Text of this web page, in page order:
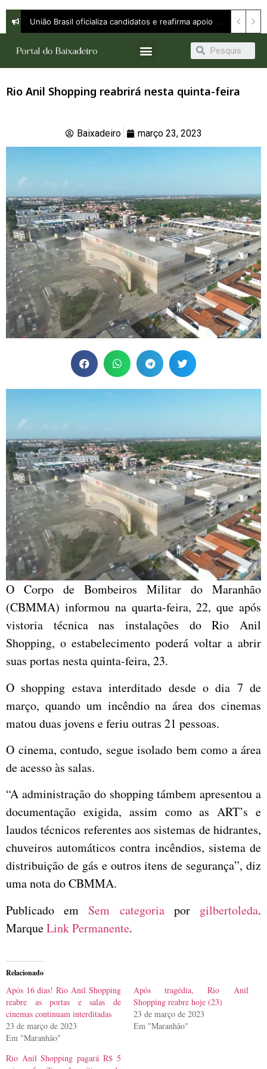
Rio Anil Shopping reabrirá nesta quinta-feira
Baixadeiro março 23, 2023
O Corpo de Bombeiros Militar do Maranhão
(CBMMA) informou na quarta-feira, 22, que após
vistoria técnica nas instalações do Rio Anil
Shopping, o estabelecimento poderá voltar a abrir
suas portas nesta quinta-feira, 23.
O shopping estava interditado desde o dia 7 de
março, quando um incêndio na área dos cinemas
matou duas jovens e feriu outras 21 pessoas.
O cinema, contudo, segue isolado bem como a área
de acesso às salas.
“A administração do shopping támbem apresentou a
documentação exigida, assim como as ART’s e
laudos técnicos referentes aos sistemas de hidrantes,
chuveiros automáticos contra incêndios, sistema de
distribuição de gás e outros itens de segurança”, diz
uma nota do CBMMA.
Publicado em Sem categoriapor gilbertoleda.
MarqueLink Permanente.
Relacionado
Após 16 dias! Rio Anil Shopping
reabre as portas e salas de
cinemas continuam interditadas
23 de março de 2023
Em "Maranhão"
Após tragédia, Rio Anil
Shopping reabre hoje (23)
23 de março de 2023
Em "Maranhão"
Rio Anil Shopping pagará R$ 5